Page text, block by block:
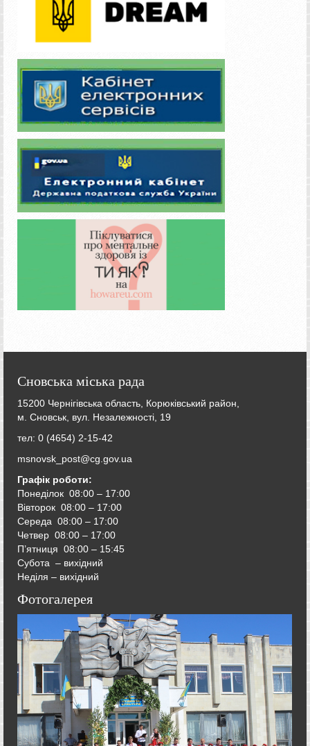
Сновська міська рада
15200 Чернігівська область, Корюківський район,
м. Сновськ, вул. Незалежності, 19
тел: 0 (4654) 2-15-42
msnovsk_post@cg.gov.ua
Графік роботи:
Понеділок 08:00 – 17:00
Вівторок 08:00 – 17:00
Середа 08:00 – 17:00
Четвер 08:00 – 17:00
П’ятниця 08:00 – 15:45
Субота – вихідний
Неділя – вихідний
Фотогалерея